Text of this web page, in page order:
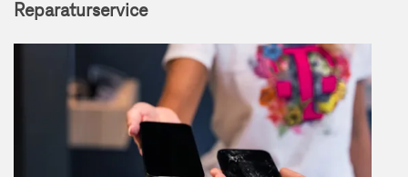
Reparaturservice